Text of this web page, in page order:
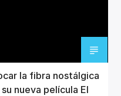
la fibra nostálgica
nueva película El